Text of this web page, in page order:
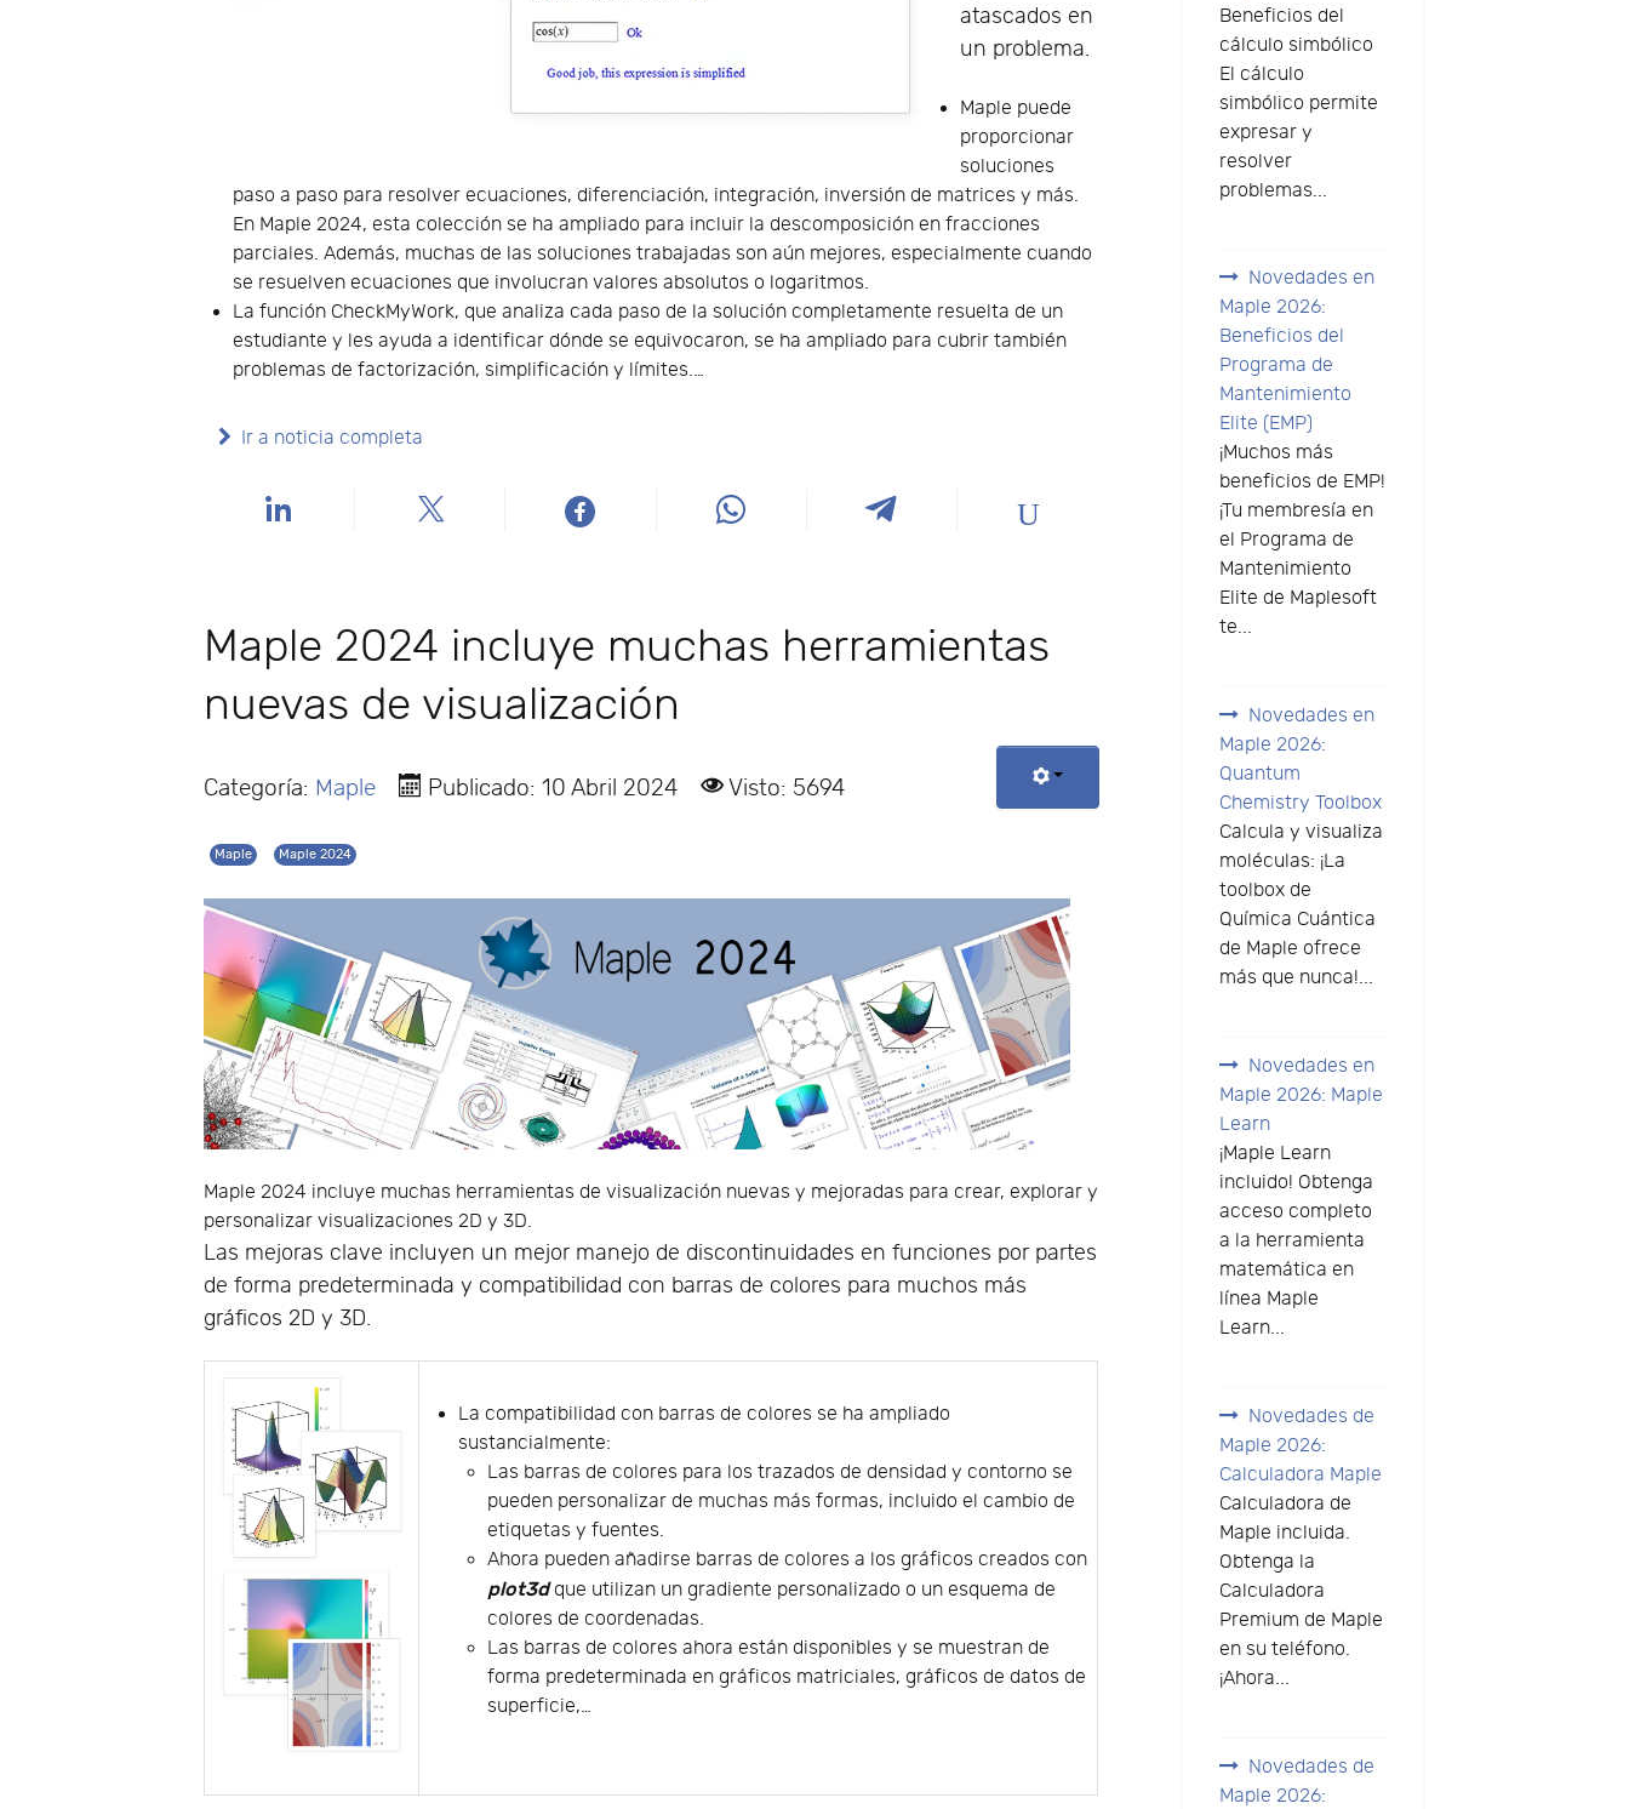
atascados en
un problema.
Maple puede
proporcionar
soluciones
paso a paso para resolver ecuaciones, diferenciación, integración, inversión de matrices y más.
En Maple 2024, esta colección se ha ampliado para incluir la descomposición en fracciones
parciales. Además, muchas de las soluciones trabajadas son aún mejores, especialmente cuando
se resuelven ecuaciones que involucran valores absolutos o logaritmos.
La función CheckMyWork, que analiza cada paso de la solución completamente resuelta de un
estudiante y les ayuda a identificar dónde se equivocaron, se ha ampliado para cubrir también
problemas de factorización, simplificación y límites.…
Ir a noticia completa
Maple 2024 incluye muchas herramientas
nuevas de visualización
Categoría: Maple Publicado: 10 Abril 2024 Visto: 5694
Maple Maple 2024
Maple 2024 incluye muchas herramientas de visualización nuevas y mejoradas para crear, explorar y
personalizar visualizaciones 2D y 3D.
Las mejoras clave incluyen un mejor manejo de discontinuidades en funciones por partes
de forma predeterminada y compatibilidad con barras de colores para muchos más
gráficos 2D y 3D.
La compatibilidad con barras de colores se ha ampliado
sustancialmente:
Las barras de colores para los trazados de densidad y contorno se
pueden personalizar de muchas más formas, incluido el cambio de
etiquetas y fuentes.
Ahora pueden añadirse barras de colores a los gráficos creados con
plot3dque utilizan un gradiente personalizado o un esquema de
colores de coordenadas.
Las barras de colores ahora están disponibles y se muestran de
forma predeterminada en gráficos matriciales, gráficos de datos de
superficie,…
Beneficios del
cálculo simbólico
El cálculo
simbólico permite
expresar y
resolver
problemas...
Novedades en
Maple 2026:
Beneficios del
Programa de
Mantenimiento
Elite (EMP)
¡Muchos más
beneficios de EMP!
¡Tu membresía en
el Programa de
Mantenimiento
Elite de Maplesoft
te...
Novedades en
Maple 2026:
Quantum
Chemistry Toolbox
Calcula y visualiza
moléculas: ¡La
toolbox de
Química Cuántica
de Maple ofrece
más que nunca!...
Novedades en
Maple 2026: Maple
Learn
¡Maple Learn
incluido! Obtenga
acceso completo
a la herramienta
matemática en
línea Maple
Learn...
Novedades de
Maple 2026:
Calculadora Maple
Calculadora de
Maple incluida.
Obtenga la
Calculadora
Premium de Maple
en su teléfono.
¡Ahora...
Novedades de
Maple 2026: